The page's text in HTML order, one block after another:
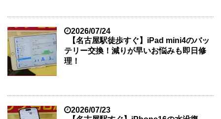
2026/07/24
【名古屋駅徒歩すぐ】iPad mini4のバッ
テリー交換！減りが早いお悩みも即日修
理！
2026/07/23